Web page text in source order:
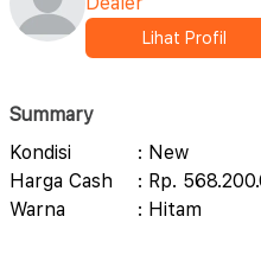
Lihat Profil
Summary
Kondisi
: New
Harga Cash
: Rp.
Warna
: Hitam